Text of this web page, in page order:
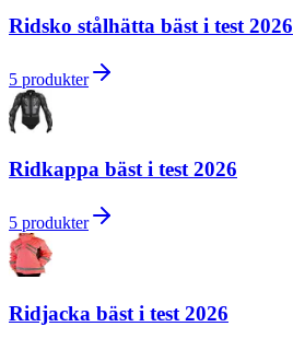
Ridsko stålhätta bäst i test 2026
5 produkter
Ridkappa bäst i test 2026
5 produkter
Ridjacka bäst i test 2026